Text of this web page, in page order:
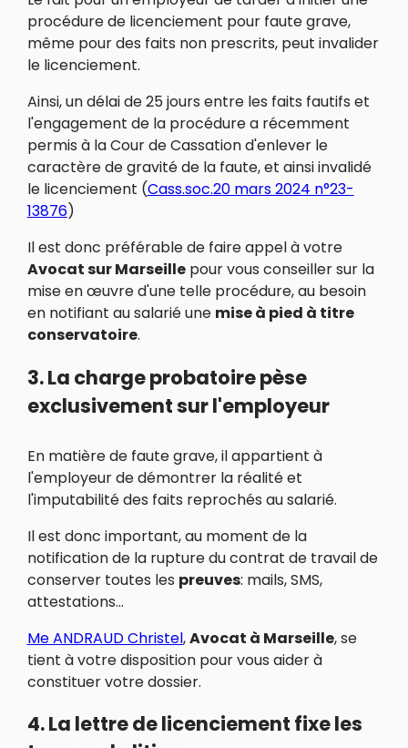
procédure de licenciement pour faute grave,
même pour des faits non prescrits, peut invalider
le licenciement.
Ainsi, un délai de 25 jours entre les faits fautifs et
l'engagement de la procédure a récemment
permis à la Cour de Cassation d'enlever le
caractère de gravité de la faute, et ainsi invalidé
le licenciement (Cass.soc.20 mars 2024 n°23-
13876)
Il est donc préférable de faire appel à votre
Avocat sur Marseillepour vous conseiller sur la
mise en œuvre d'une telle procédure, au besoin
en notifiant au salarié une mise à pied à titre
conservatoire.
3. La charge probatoire pèse
exclusivement sur l'employeur
En matière de faute grave, il appartient à
l'employeur de démontrer la réalité et
l'imputabilité des faits reprochés au salarié.
Il est donc important, au moment de la
notification de la rupture du contrat de travail de
conserver toutes les preuves: mails, SMS,
attestations...
Me ANDRAUD Christel,Avocat à Marseille, se
tient à votre disposition pour vous aider à
constituer votre dossier.
4. La lettre de licenciement fixe les